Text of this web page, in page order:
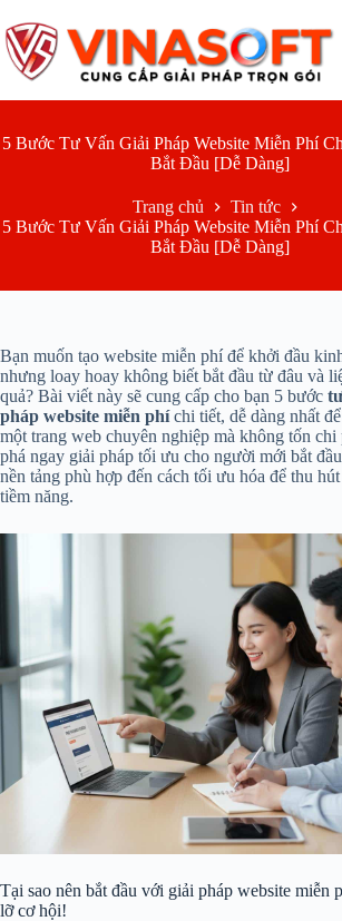
đến
phần
nội
5 Bước Tư Vấn Giải Pháp Website Miễn Phí
Bắt Đầu [Dễ Dàng]
Trang chủ
Tin tức
5 Bước Tư Vấn Giải Pháp Website Miễn Phí
Bắt Đầu [Dễ Dàng]
Bạn muốn tạo website miễn phí để khởi đầu
nhưng loay hoay không biết bắt đầu từ đâu và
quả? Bài viết này sẽ cung cấp cho bạn 5 bước
pháp website miễn phíchi tiết, dễ dàng nhất
một trang web chuyên nghiệp mà không tốn
phá ngay giải pháp tối ưu cho người mới bắt
nền tảng phù hợp đến cách tối ưu hóa để thu
tiềm năng.
Tại sao nên bắt đầu với giải pháp website miễn
lỡ cơ hội!